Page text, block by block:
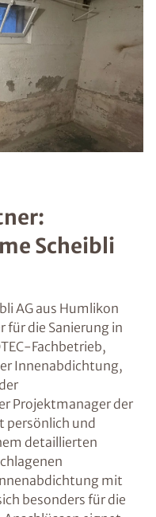
Scheibli
AG aus Humlikon
für die Sanierung in
Fachbetrieb,
Innenabdichtung,
Projektmanager der
persönlich und
detaillierten
mit
besonders für die